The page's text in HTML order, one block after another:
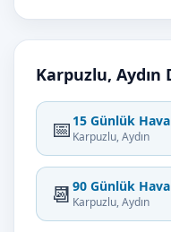
Karpuzlu,
📅 15 Günlük
Karpuzlu, Aydın
📆 90 Günlük
Karpuzlu, Aydın